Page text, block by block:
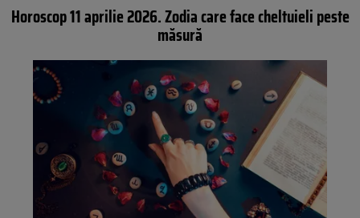
Horoscop 11 aprilie 2026. Zodia care face cheltuieli peste
măsură